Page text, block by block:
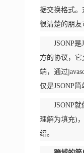
据交换格式。
很清楚的朋友
JSONP
方的协议，它
端，通过
仅是JSONP
JSONP就
理解为填充)
绍。